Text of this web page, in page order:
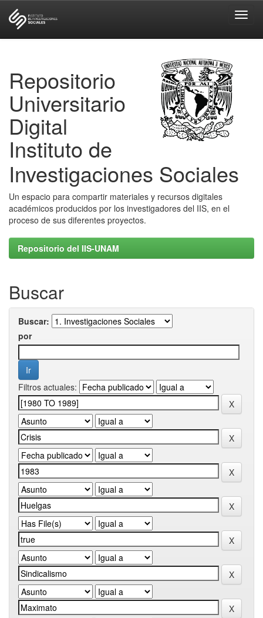
Repositorio
Universitario
Digital
Instituto de
Investigaciones Sociales
Un espacio para compartir materiales y recursos digitales
académicos producidos por los investigadores del IIS, en el
proceso de sus diferentes proyectos.
Repositorio del IIS-UNAM
Buscar
Buscar:
por
Filtros actuales: